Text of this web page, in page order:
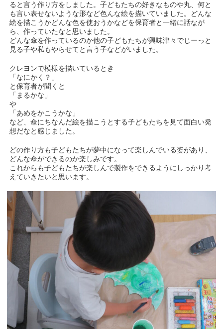
ると言う作り方をしました。子どもたちの好きなものや丸、何と
も言い表せないような形など色んな絵を描いていました。どんな
絵を描こうかどんな色を使おうかなどを保育者と一緒に話なが
ら、作っていたなと思いました。
どんな傘を作っているのか他の子どもたちが興味津々でじーっと
見る子や私もやらせてと言う子などがいました。
クレヨンで模様を描いているとき
「なにかく？」
と保育者が聞くと
「まるかな」
や
「あめをかこうかな」
など、傘にちなんだ絵を描こうとする子どもたちを見て面白い発
想だなと感じました。
どの作り方も子どもたちが夢中になって楽しんでいる姿があり、
どんな傘ができるのか楽しみです。
これからも子どもたちが楽しんで製作をできるようにしっかり考
えていきたいと思います。